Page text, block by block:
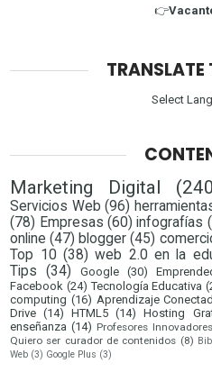
👉
TRANSLATE
Select
Marketing Digital
Servicios Web (96)
(78) Empresas (60) infografías
online (47) blogger (45)
Top 10 (38) web 2.0 en la
Tips
(34) Google (30)
Facebook (24) Tecnología Educativa
computing (16) Aprendizaje
Drive (14) HTML5 (14) Hosting
enseñanza (14) Profesores Innovadores
Quiero ser curador de contenidos (8)
Web (3) Google Plus (3)